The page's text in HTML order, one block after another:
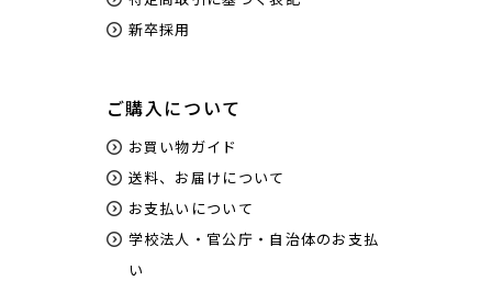
新卒採用
ご購入について
お買い物ガイド
送料、お届けについて
お支払いについて
学校法人・官公庁・自治体のお支払
い